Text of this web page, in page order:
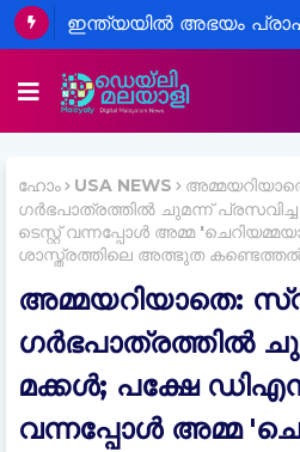
ഇന്ത്യയിൽ അഭയം
സമ്മേളനം
ഹോം USA NEWS
ഗര്‍ഭപാത്രത്തില്‍ ചുമന്ന്
ടെസ്റ്റ് വന്നപ്പോള്‍ അമ്മ
ശാസ്ത്രത്തിലെ അത്ഭുത
അമ്മയറിയാതെ:
ഗര്‍ഭപാത്രത്തില്‍
മക്കള്‍; പക്ഷേ
വന്നപ്പോള്‍ അമ്മ